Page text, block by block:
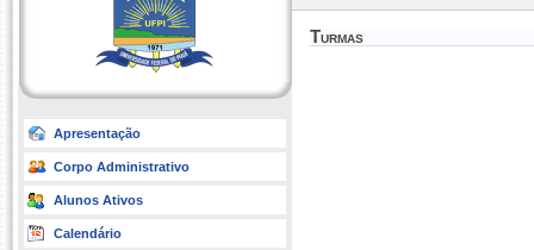
Apresentação
Corpo Administrativo
Alunos Ativos
Calendário
Turmas